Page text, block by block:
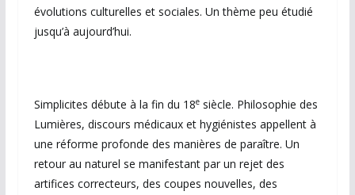
évolutions culturelles et sociales. Un thème peu étudié
jusqu’à aujourd’hui.
Simplicites débute à la fin du 18esiècle. Philosophie des
Lumières, discours médicaux et hygiénistes appellent à
une réforme profonde des manières de paraître. Un
retour au naturel se manifestant par un rejet des
artifices correcteurs, des coupes nouvelles, des